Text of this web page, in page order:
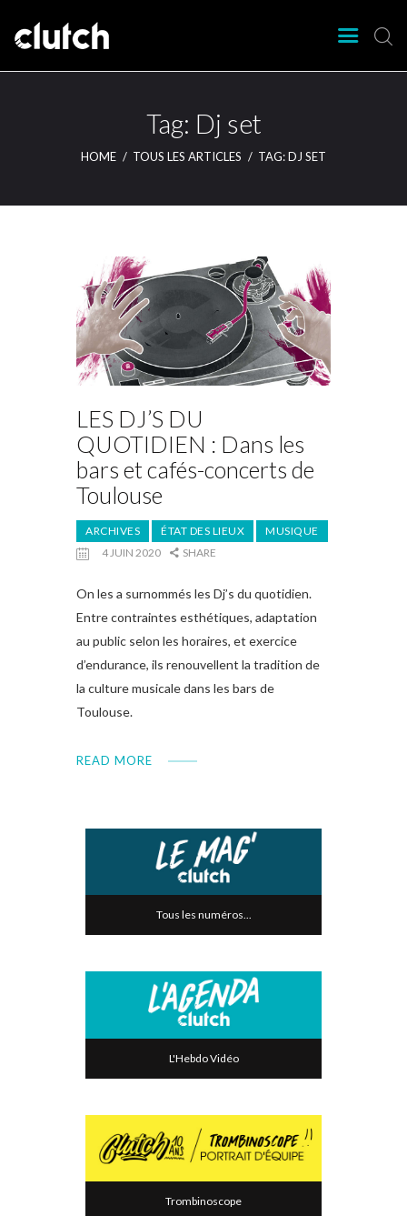
Tag: Dj set
HOME TOUS LES ARTICLES TAG: DJ SET
Clutch Webzine
Nos éditions
Magazine
LES DJ’S DU
QUOTIDIEN : Dans les
bars et cafés-concerts de
Toulouse
ARCHIVES ÉTAT DES LIEUX
MUSIQUE
4 JUIN 2020
SHARE
On les a surnommés les Dj’s du quotidien.
Entre contraintes esthétiques, adaptation
au public selon les horaires, et exercice
d’endurance, ils renouvellent la tradition de
la culture musicale dans les bars de
Toulouse.
READ MORE
Tous les numéros...
L'Hebdo Vidéo
Trombinoscope